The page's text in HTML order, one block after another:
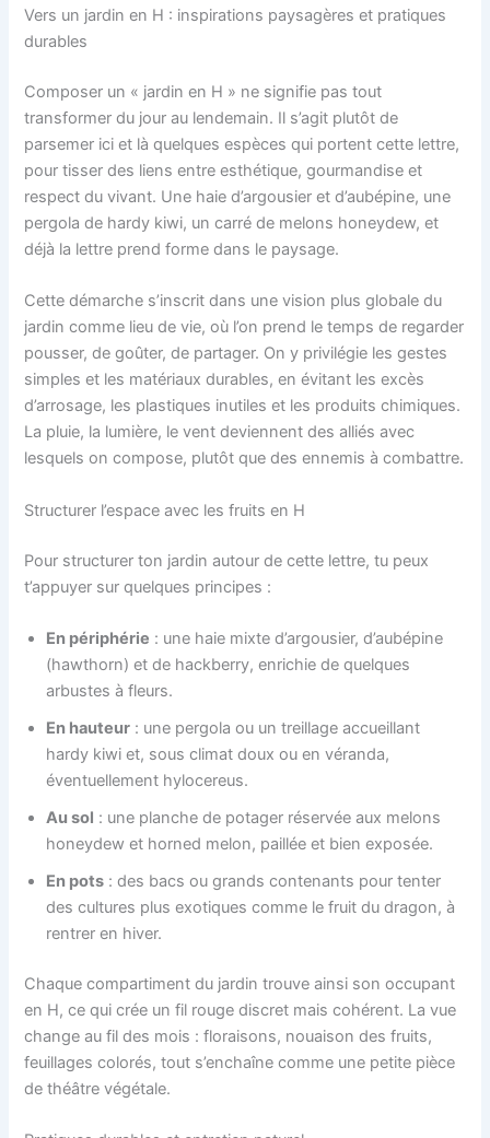
Vers un jardin en H : inspirations paysagères et pratiques
durables
Composer un « jardin en H » ne signifie pas tout
transformer du jour au lendemain. Il s’agit plutôt de
parsemer ici et là quelques espèces qui portent cette lettre,
pour tisser des liens entre esthétique, gourmandise et
respect du vivant. Une haie d’argousier et d’aubépine, une
pergola de hardy kiwi, un carré de melons honeydew, et
déjà la lettre prend forme dans le paysage.
Cette démarche s’inscrit dans une vision plus globale du
jardin comme lieu de vie, où l’on prend le temps de regarder
pousser, de goûter, de partager. On y privilégie les gestes
simples et les matériaux durables, en évitant les excès
d’arrosage, les plastiques inutiles et les produits chimiques.
La pluie, la lumière, le vent deviennent des alliés avec
lesquels on compose, plutôt que des ennemis à combattre.
Structurer l’espace avec les fruits en H
Pour structurer ton jardin autour de cette lettre, tu peux
t’appuyer sur quelques principes :
En périphérie : une haie mixte d’argousier, d’aubépine
(hawthorn) et de hackberry, enrichie de quelques
arbustes à fleurs.
En hauteur : une pergola ou un treillage accueillant
hardy kiwi et, sous climat doux ou en véranda,
éventuellement hylocereus.
Au sol : une planche de potager réservée aux melons
honeydew et horned melon, paillée et bien exposée.
En pots : des bacs ou grands contenants pour tenter
des cultures plus exotiques comme le fruit du dragon, à
rentrer en hiver.
Chaque compartiment du jardin trouve ainsi son occupant
en H, ce qui crée un fil rouge discret mais cohérent. La vue
change au fil des mois : floraisons, nouaison des fruits,
feuillages colorés, tout s’enchaîne comme une petite pièce
de théâtre végétale.